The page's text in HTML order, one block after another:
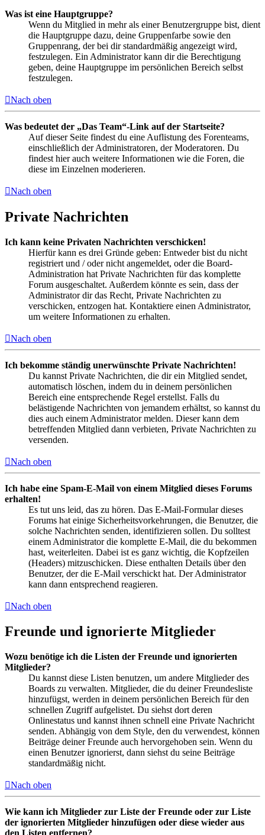
Was ist eine Hauptgruppe?
Wenn du Mitglied in mehr als einer Benutzergruppe bist, dient
die Hauptgruppe dazu, deine Gruppenfarbe sowie den
Gruppenrang, der bei dir standardmäßig angezeigt wird,
festzulegen. Ein Administrator kann dir die Berechtigung
geben, deine Hauptgruppe im persönlichen Bereich selbst
festzulegen.
Nach oben
Was bedeutet der „Das Team“-Link auf der Startseite?
Auf dieser Seite findest du eine Auflistung des Forenteams,
einschließlich der Administratoren, der Moderatoren. Du
findest hier auch weitere Informationen wie die Foren, die
diese im Einzelnen moderieren.
Nach oben
Private Nachrichten
Ich kann keine Privaten Nachrichten verschicken!
Hierfür kann es drei Gründe geben: Entweder bist du nicht
registriert und / oder nicht angemeldet, oder die Board-
Administration hat Private Nachrichten für das komplette
Forum ausgeschaltet. Außerdem könnte es sein, dass der
Administrator dir das Recht, Private Nachrichten zu
verschicken, entzogen hat. Kontaktiere einen Administrator,
um weitere Informationen zu erhalten.
Nach oben
Ich bekomme ständig unerwünschte Private Nachrichten!
Du kannst Private Nachrichten, die dir ein Mitglied sendet,
automatisch löschen, indem du in deinem persönlichen
Bereich eine entsprechende Regel erstellst. Falls du
belästigende Nachrichten von jemandem erhältst, so kannst du
dies auch einem Administrator melden. Dieser kann dem
betreffenden Mitglied dann verbieten, Private Nachrichten zu
versenden.
Nach oben
Ich habe eine Spam-E-Mail von einem Mitglied dieses Forums
erhalten!
Es tut uns leid, das zu hören. Das E-Mail-Formular dieses
Forums hat einige Sicherheitsvorkehrungen, die Benutzer, die
solche Nachrichten senden, identifizieren sollen. Du solltest
einem Administrator die komplette E-Mail, die du bekommen
hast, weiterleiten. Dabei ist es ganz wichtig, die Kopfzeilen
(Headers) mitzuschicken. Diese enthalten Details über den
Benutzer, der die E-Mail verschickt hat. Der Administrator
kann dann entsprechend reagieren.
Nach oben
Freunde und ignorierte Mitglieder
Wozu benötige ich die Listen der Freunde und ignorierten
Mitglieder?
Du kannst diese Listen benutzen, um andere Mitglieder des
Boards zu verwalten. Mitglieder, die du deiner Freundesliste
hinzufügst, werden in deinem persönlichen Bereich für den
schnellen Zugriff aufgelistet. Du siehst dort deren
Onlinestatus und kannst ihnen schnell eine Private Nachricht
senden. Abhängig von dem Style, den du verwendest, können
Beiträge deiner Freunde auch hervorgehoben sein. Wenn du
einen Benutzer ignorierst, dann siehst du seine Beiträge
standardmäßig nicht.
Nach oben
Wie kann ich Mitglieder zur Liste der Freunde oder zur Liste
der ignorierten Mitglieder hinzufügen oder diese wieder aus